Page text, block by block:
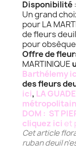
Disponibilité
Un grand
pour LA
de fleurs
pour
Offre de
MARTINIQUE
Barthélemy
des fleurs
ici, LA
DOM : ST
cliquez ici et
Cet article
ruban deuil